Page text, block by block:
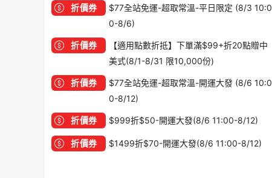
折價券
$77全站免運-超取常溫-平日限定 (8/3 10:0
0-8/6)
折價券
【適用點數折抵】下單滿$99+折20點贈中
美式(8/1-8/31 限10,000份)
折價券
$77全站免運-超取常溫-開運大發 (8/6 10:0
0-8/12)
折價券 $999折$50-開運大發(8/6 11:00-8/12)
折價券 $1499折$70-開運大發(8/6 11:00-8/12)